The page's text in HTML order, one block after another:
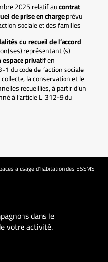
2025 relatif aucontrat
de prise en chargeprévu
sociale et des familles
du recueil de l’accord
représentant (s)
privatifen
du code de l’action sociale
la conservation et le
recueillies, à partir d’un
à l’article L. 312-9 du
à usage d’habitation des ESSMS
dans le
votre activité.